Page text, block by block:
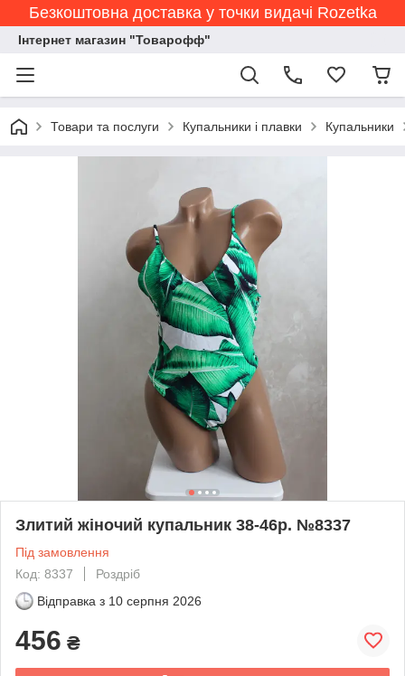
Безкоштовна доставка у точки видачі Rozetka
Інтернет магазин "Товарофф"
Товари та послуги Купальники і плавки Купальники
Злитий жіночий купальник 38-46р. №8337
Під замовлення
Код: 8337
Роздріб
Відправка з 10 серпня 2026
456 ₴